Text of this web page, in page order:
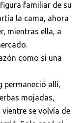
familiar de su
la cama, ahora
mientras ella, a
como si una
permaneció allí,
mojadas,
vientre se volvía de